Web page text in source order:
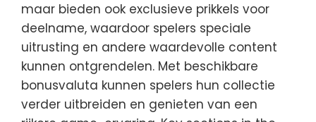
maar bieden ook exclusieve prikkels voor
deelname, waardoor spelers speciale
uitrusting en andere waardevolle content
kunnen ontgrendelen. Met beschikbare
bonusvaluta kunnen spelers hun collectie
verder uitbreiden en genieten van een